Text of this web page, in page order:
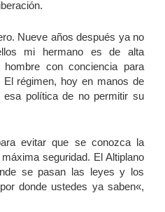
Nueve años después ya no
mi hermano es de alta
con conciencia para
régimen, hoy en manos de
esa política de no permitir su
evitar que se conozca la
seguridad. El Altiplano
se pasan las leyes y los
donde ustedes ya saben«,